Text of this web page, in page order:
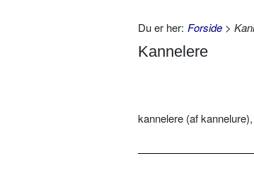
Du er her: Forside >
Kannelere
kannelere (af